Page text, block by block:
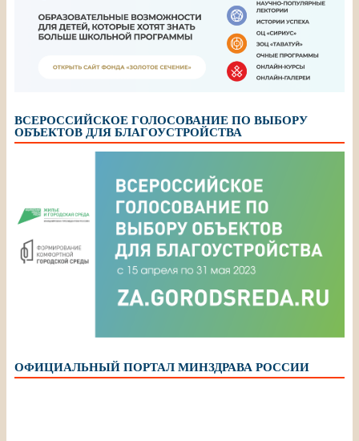
ВСЕРОССИЙСКОЕ ГОЛОСОВАНИЕ ПО ВЫБОРУ
ОБЪЕКТОВ ДЛЯ БЛАГОУСТРОЙСТВА
ОФИЦИАЛЬНЫЙ ПОРТАЛ МИНЗДРАВА РОССИИ